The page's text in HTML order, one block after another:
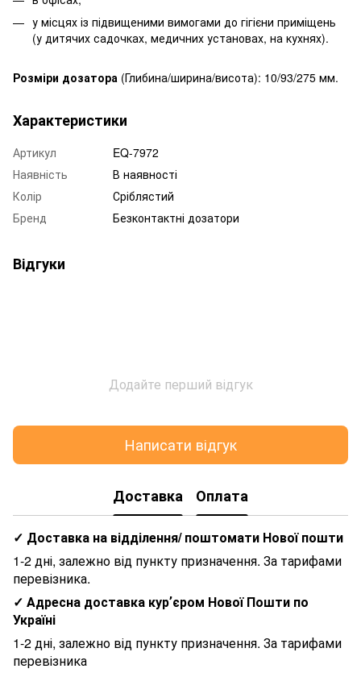
у місцях із підвищеними вимогами до гігієни приміщень
(у дитячих садочках, медичних установах, на кухнях).
Розміри дозатора (Глибина/ширина/висота): 10/93/275 мм.
Характеристики
Артикул
EQ-7972
Наявність
В наявності
Колір
Сріблястий
Бренд
Безконтактні дозатори
Відгуки
Додайте перший відгук
Написати відгук
Доставка Оплата
✓ Доставка на відділення/ поштомати Нової пошти
1-2 дні, залежно від пункту призначення. За тарифами
перевізника.
✓ Адресна доставка курʼєром Нової Пошти по
Україні
1-2 дні, залежно від пункту призначення. За тарифами
перевізника